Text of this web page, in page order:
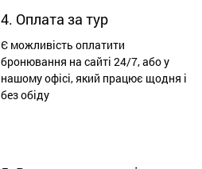
4. Оплата за тур
Є можливість оплатити
бронювання на сайті 24/7, або у
нашому офісі, який працює щодня і
без обіду